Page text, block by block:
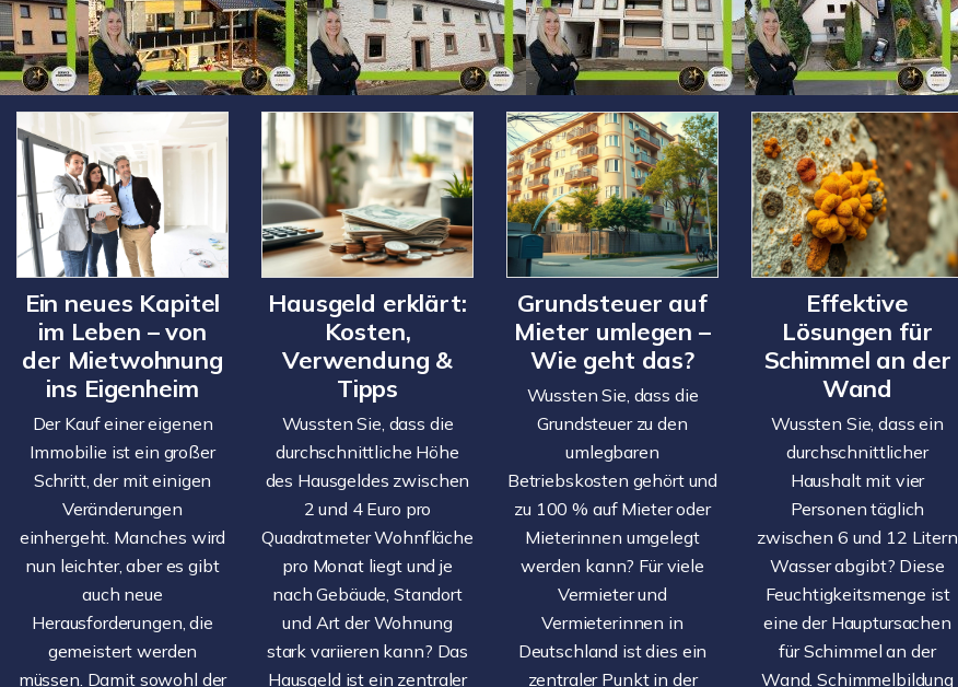
Ein neues Kapitel
im Leben – von
der Mietwohnung
ins Eigenheim
Der Kauf einer eigenen
Immobilie ist ein großer
Schritt, der mit einigen
Veränderungen
einhergeht. Manches wird
nun leichter, aber es gibt
auch neue
Herausforderungen, die
gemeistert werden
müssen. Damit sowohl der
Hausgeld erklärt:
Kosten,
Verwendung &
Tipps
Wussten Sie, dass die
durchschnittliche Höhe
des Hausgeldes zwischen
2 und 4 Euro pro
Quadratmeter Wohnfläche
pro Monat liegt und je
nach Gebäude, Standort
und Art der Wohnung
stark variieren kann? Das
Hausgeld ist ein zentraler
Grundsteuer auf
Mieter umlegen –
Wie geht das?
Wussten Sie, dass die
Grundsteuer zu den
umlegbaren
Betriebskosten gehört und
zu 100 % auf Mieter oder
Mieterinnen umgelegt
werden kann? Für viele
Vermieter und
Vermieterinnen in
Deutschland ist dies ein
zentraler Punkt in der
Effektive
Lösungen für
Schimmel an der
Wand
Wussten Sie, dass ein
durchschnittlicher
Haushalt mit vier
Personen täglich
zwischen 6 und 12 Litern
Wasser abgibt? Diese
Feuchtigkeitsmenge ist
eine der Hauptursachen
für Schimmel an der
Wand. Schimmelbildung